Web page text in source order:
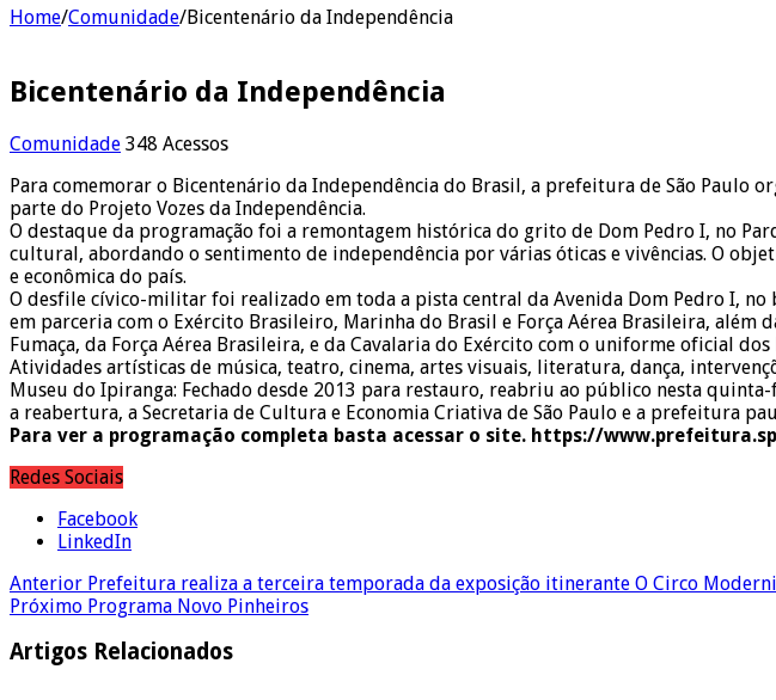
Home/Comunidade/Bicentenário da Independência
Bicentenário da Independência
Comunidade 348 Acessos
Para comemorar o Bicentenário da Independência do Brasil, a prefeitura de São Paulo
parte do Projeto Vozes da Independência.
O destaque da programação foi a remontagem histórica do grito de Dom Pedro I, no
cultural, abordando o sentimento de independência por várias óticas e vivências. O
e econômica do país.
O desfile cívico-militar foi realizado em toda a pista central da Avenida Dom Pedro I,
em parceria com o Exército Brasileiro, Marinha do Brasil e Força Aérea Brasileira,
Fumaça, da Força Aérea Brasileira, e da Cavalaria do Exército com o uniforme oficial dos
Atividades artísticas de música, teatro, cinema, artes visuais, literatura, dança,
Museu do Ipiranga: Fechado desde 2013 para restauro, reabriu ao público nesta
a reabertura, a Secretaria de Cultura e Economia Criativa de São Paulo e a prefeitura
Para ver a programação completa basta acessar o site. https://
Redes Sociais
Facebook
LinkedIn
Anterior Prefeitura realiza a terceira temporada da exposição itinerante O Circo
Próximo Programa Novo Pinheiros
Artigos Relacionados